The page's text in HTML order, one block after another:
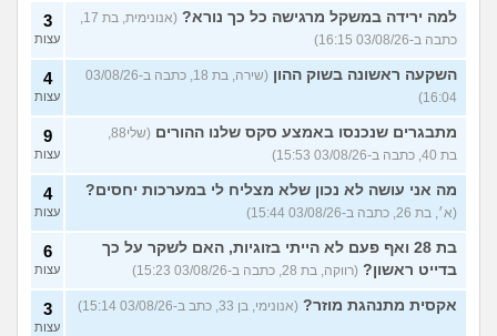
למה ירידה במשקל מרגישה כל כך נורא?
(אנונימית, בת 17,
כתבה ב-03/08/26 16:15)
3
עצות
השקעה ראשונה בשוק ההון
(שירה, בת 18, כתבה ב-03/08/26
16:04)
4
עצות
מתבגרים שנכנסו באמצע סקס שלנו ההורים
(שלי88,
בת 40, כתבה ב-03/08/26 15:53)
9
עצות
מה אני עושה לא נכון שלא מצליח לי במערכות יחסים?
(א׳, בת 26, כתבה ב-03/08/26 15:44)
4
עצות
בת 28 ואף פעם לא הייתי בזוגיות, האם לשקר על כך
בדייט ראשון? (רווקה, בת 28, כתבה ב-03/08/26 15:23)
6
עצות
אקסית מתנהגת מוזר? (אנונימי, בן 33, כתב ב-03/08/26 15:14) 3
עצות